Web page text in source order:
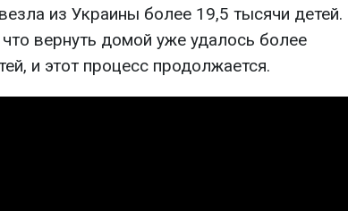
из Украины более 19,5 тысячи детей.
вернуть домой уже удалось более
и этот процесс продолжается.